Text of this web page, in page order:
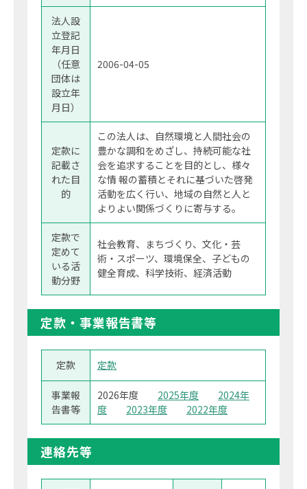
法人設
立登記
年月日
（任意
団体は
設立年
月日）
2006-04-05
定款に
記載さ
れた目
的
この法人は、自然環境と人間社会の
豊かな調和をめざし、持続可能な社
会を追求することを目的とし、様々
な情 報の蓄積とそれに基づいた啓発
活動を広く行い、地域の自然と人と
よりよい関係づくりに寄与する。
定款で
定めて
いる活
動分野
社会教育、まちづくり、文化・芸
術・スポーツ、環境保全、子どもの
健全育成、科学技術、経済活動
定款・事業報告書等
定款 定款
事業報
告書等
2026年度 2025年度
2024年
度
2023年度 2022年度
連絡先等